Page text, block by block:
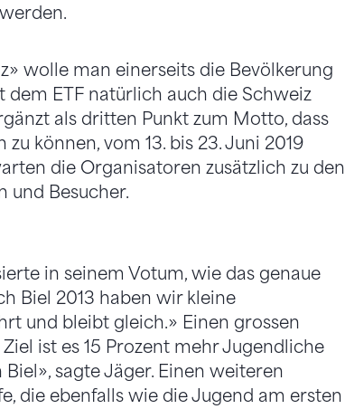
wolle man einerseits die Bevölkerung
ETF natürlich auch die Schweiz
als dritten Punkt zum Motto, dass
können, vom 13. bis 23. Juni 2019
die Organisatoren zusätzlich zu den
und Besucher.
in seinem Votum, wie das genaue
Biel 2013 haben wir kleine
und bleibt gleich.» Einen grossen
ist es 15 Prozent mehr Jugendliche
sagte Jäger. Einen weiteren
die ebenfalls wie die Jugend am ersten